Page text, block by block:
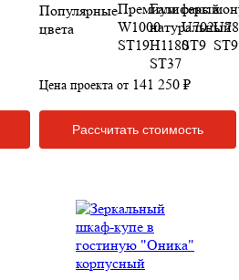
Популярные
цвета
Цена проекта от 141 250 ₽
Рассчитать стоимость